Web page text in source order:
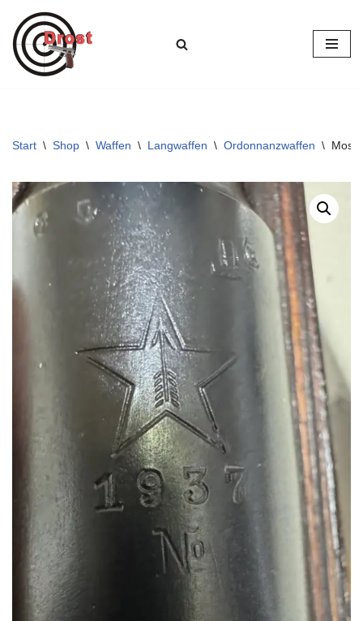
Zum
Inhalt
Start \ Shop \ Waffen \ Langwaffen \ Ordonnanzwaffen \